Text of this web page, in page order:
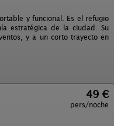
y funcional. Es el refugio
estratégica de la ciudad. Su
y a un corto trayecto en
49 €
pers/noche